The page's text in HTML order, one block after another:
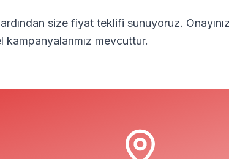
size fiyat teklifi sunuyoruz.
mevcuttur.